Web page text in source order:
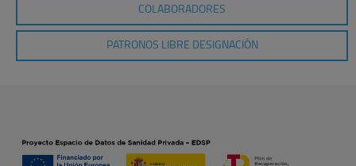
COLABORADORES
PATRONOS LIBRE DESIGNACIÓN